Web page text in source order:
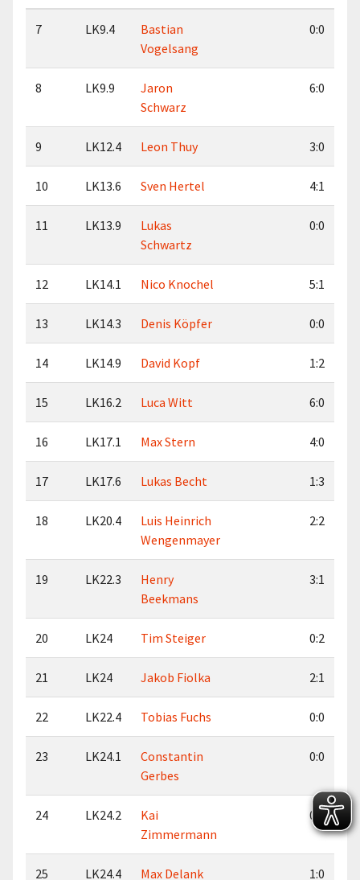
7 LK9.4
Bastian
Vogelsang
0:0
8 LK9.9
Jaron
Schwarz
6:0
9 LK12.4 Leon Thuy 3:0
10 LK13.6 Sven Hertel 4:1
11 LK13.9
Lukas
Schwartz
0:0
12 LK14.1 Nico Knochel 5:1
13 LK14.3 Denis Köpfer 0:0
14 LK14.9 David Kopf 1:2
15 LK16.2 Luca Witt 6:0
16 LK17.1 Max Stern 4:0
17 LK17.6 Lukas Becht 1:3
18 LK20.4
Luis Heinrich
Wengenmayer
2:2
19 LK22.3
Henry
Beekmans
3:1
20 LK24 Tim Steiger 0:2
21 LK24 Jakob Fiolka 2:1
22 LK22.4 Tobias Fuchs 0:0
23 LK24.1
Constantin
Gerbes
0:0
24 LK24.2
Kai
Zimmermann
0:0
25 LK24.4 Max Delank 1:0